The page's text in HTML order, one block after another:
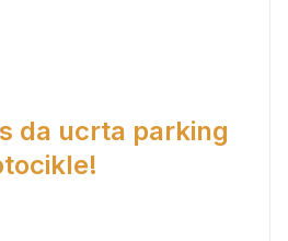
da ucrta parking